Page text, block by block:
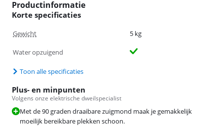
Productinformatie
Korte specificaties
Gewicht 5 kg
Water opzuigend
Toon alle specificaties
Plus- en minpunten
Volgens onze elektrische dweilspecialist
Met de 90 graden draaibare zuigmond maak je gemakkelijk
moeilijk bereikbare plekken schoon.